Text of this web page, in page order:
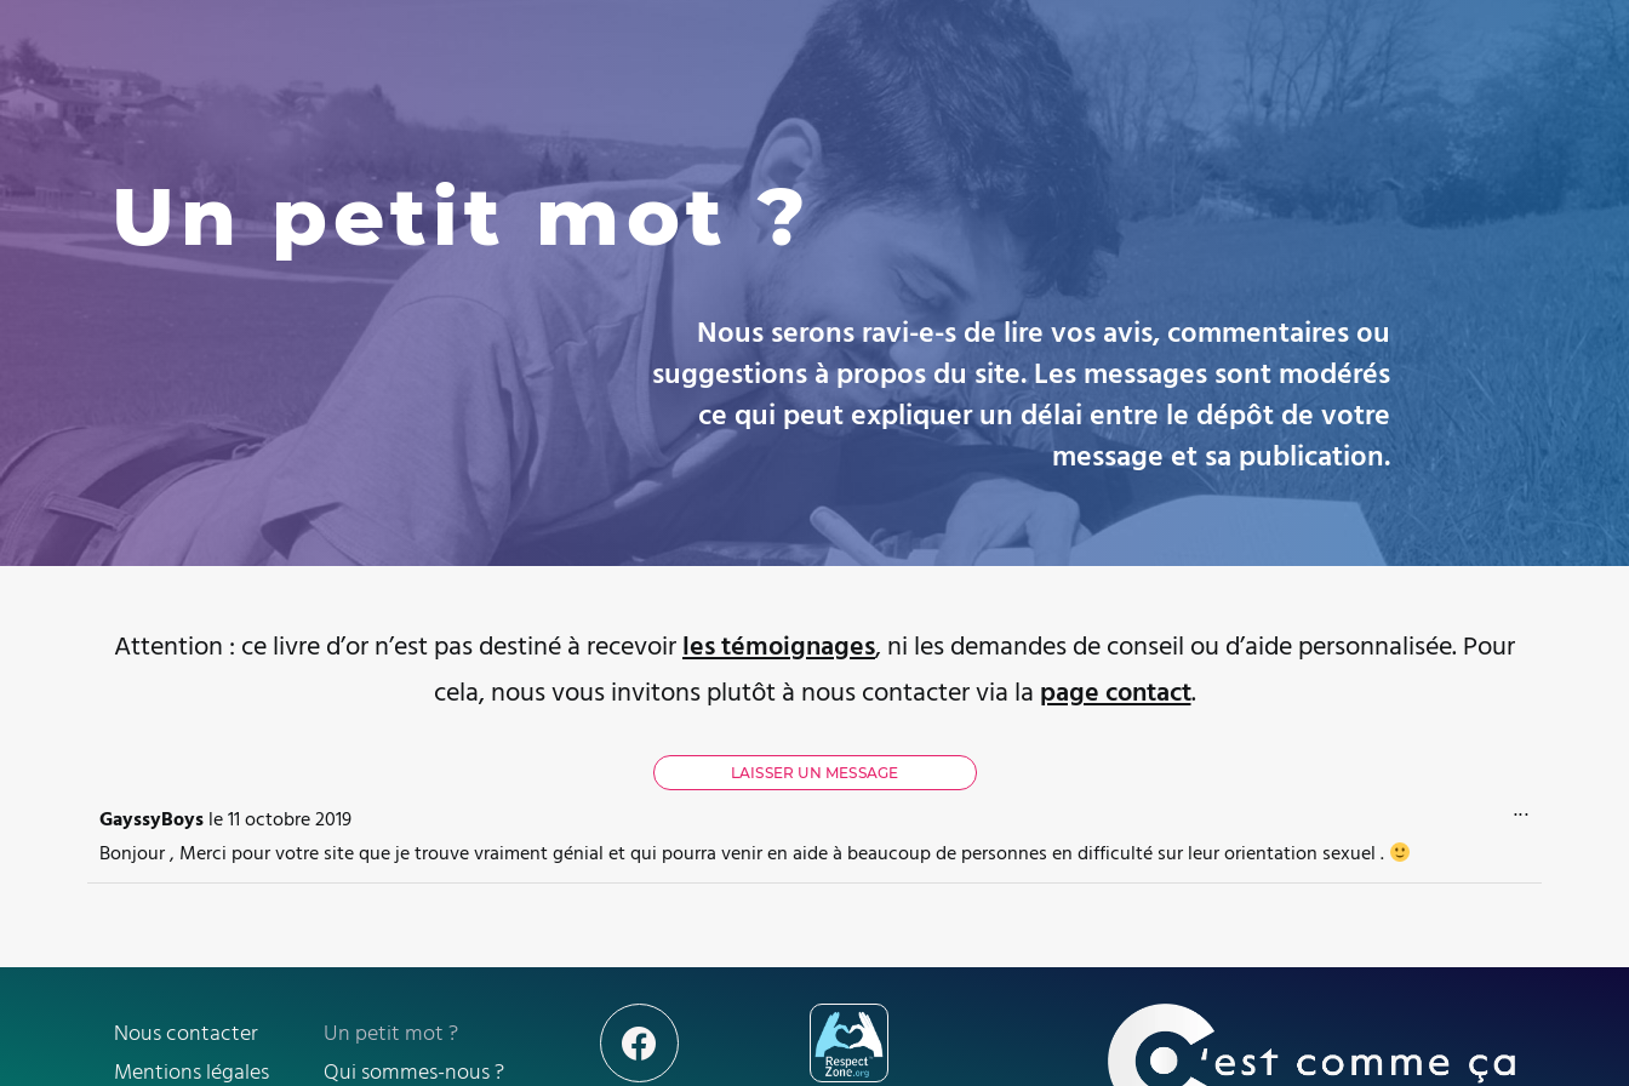
Un petit mot ?
Nous serons ravi-e-s de lire vos avis, commentaires ou
suggestions à propos du site. Les messages sont modérés
ce qui peut expliquer un délai entre le dépôt de votre
message et sa publication.
Attention : ce livre d’or n’est pas destiné à recevoirles témoignages, ni les demandes de conseil ou d’aide personnalisée. Pour
cela, nous vous invitons plutôt à nous contacter via la page contact.
GayssyBoys le11 octobre 2019
Bonjour , Merci pour votre site que je trouve vraiment génial et qui pourra venir en aide à beaucoup de personnes en difficulté sur leur orientation sexuel .
...
Nous contacter
Un petit mot ?
Mentions légales
Qui sommes-nous ?